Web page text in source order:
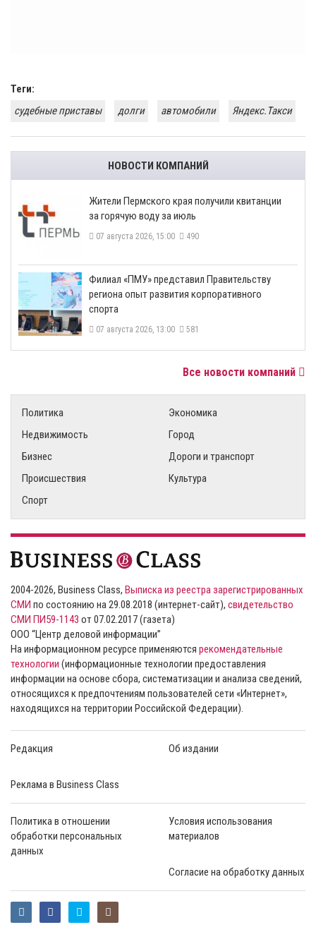
Теги:
судебные приставы
долги автомобили Яндекс.Такси
НОВОСТИ КОМПАНИЙ
​Жители Пермского края получили квитанции
за горячую воду за июль
07 августа 2026, 15:00 490
​Филиал «ПМУ» представил Правительству
региона опыт развития корпоративного
спорта
07 августа 2026, 13:00 581
Все новости компаний
Политика
Экономика
Недвижимость
Город
Бизнес
Дороги и транспорт
Происшествия
Культура
Спорт
2004-2026, Business Class, Выписка из реестра зарегистрированных
СМИ по состоянию на 29.08.2018 (интернет-сайт), свидетельство
СМИ ПИ59-1143 от 07.02.2017 (газета)
ООО “Центр деловой информации”
На информационном ресурсе применяются рекомендательные
технологии (информационные технологии предоставления
информации на основе сбора, систематизации и анализа сведений,
относящихся к предпочтениям пользователей сети «Интернет»,
находящихся на территории Российской Федерации).
Редакция Об издании
Реклама в Business Class
Политика в отношении
обработки персональных
данных
Условия использования
материалов
Согласие на обработку данных